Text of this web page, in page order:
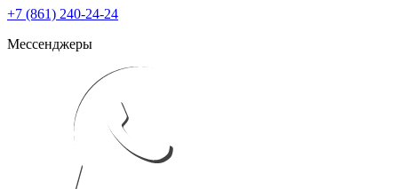
+7 (861) 240-24-24
Мессенджеры